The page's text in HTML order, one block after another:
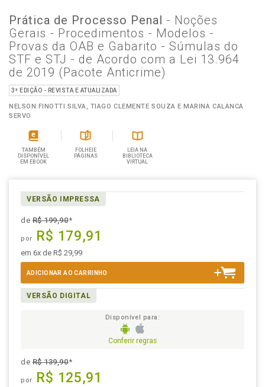
Prática de Processo Penal - Noções
Gerais - Procedimentos - Modelos -
Provas da OAB e Gabarito - Súmulas do
STF e STJ - de Acordo com a Lei 13.964
de 2019 (Pacote Anticrime)
3ª EDIÇÃO - REVISTA E ATUALIZADA
NELSON FINOTTI SILVA, TIAGO CLEMENTE SOUZA E MARINA CALANCA
SERVO
TAMBÉM
DISPONÍVEL
EM EBOOK
FOLHEIE
PÁGINAS
LEIA NA
BIBLIOTECA
VIRTUAL
VERSÃO IMPRESSA
deR$ 199,90*
por R$ 179,91
em 6x de R$ 29,99
ADICIONAR AO CARRINHO
VERSÃO DIGITAL
Disponível para:
Conferir regras
deR$ 139,90*
por R$ 125,91